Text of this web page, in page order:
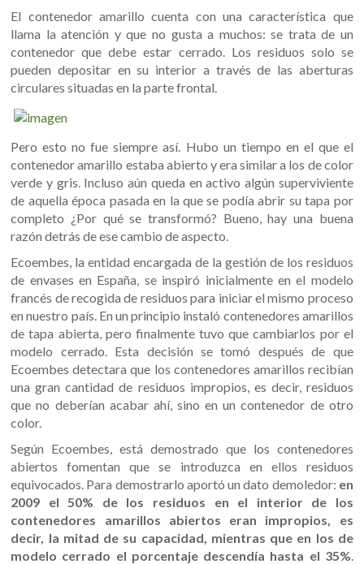
El contenedor amarillo cuenta con una característica que
llama la atención y que no gusta a muchos: se trata de un
contenedor que debe estar cerrado. Los residuos solo se
pueden depositar en su interior a través de las aberturas
circulares situadas en la parte frontal.
Pero esto no fue siempre así. Hubo un tiempo en el que el
contenedor amarillo estaba abierto y era similar a los de color
verde y gris. Incluso aún queda en activo algún superviviente
de aquella época pasada en la que se podía abrir su tapa por
completo ¿Por qué se transformó? Bueno, hay una buena
razón detrás de ese cambio de aspecto.
Ecoembes, la entidad encargada de la gestión de los residuos
de envases en España, se inspiró inicialmente en el modelo
francés de recogida de residuos para iniciar el mismo proceso
en nuestro país. En un principio instaló contenedores amarillos
de tapa abierta, pero finalmente tuvo que cambiarlos por el
modelo cerrado. Esta decisión se tomó después de que
Ecoembes detectara que los contenedores amarillos recibían
una gran cantidad de residuos impropios, es decir, residuos
que no deberían acabar ahí, sino en un contenedor de otro
color.
Según Ecoembes, está demostrado que los contenedores
abiertos fomentan que se introduzca en ellos residuos
equivocados. Para demostrarlo aportó un dato demoledor: en
2009 el 50% de los residuos en el interior de los
contenedores amarillos abiertos eran impropios, es
decir, la mitad de su capacidad, mientras que en los de
modelo cerrado el porcentaje descendía hasta el 35%